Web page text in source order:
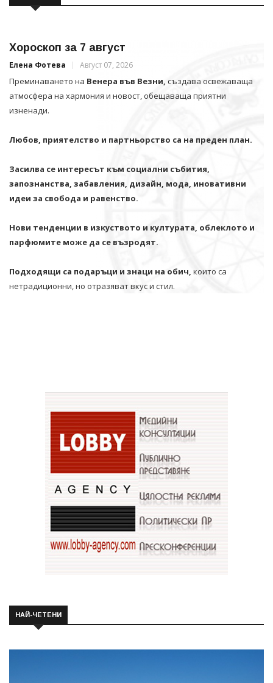
Хороскоп за 7 август
Елена Фотева Август 07, 2026
Преминаването на Венера във Везни, създава освежаваща
атмосфера на хармония и новост, обещаваща приятни
изненади.
Любов, приятелство и партньорство са на преден план.
Засилва се интересът към социални събития,
запознанства, забавления, дизайн, мода, иновативни
идеи за свобода и равенство.
Нови тенденции в изкуството и културата, облеклото и
парфюмите може да се възродят.
Подходящи са подаръци и знаци на обич, които са
нетрадиционни, но отразяват вкус и стил.
НАЙ-ЧЕТЕНИ